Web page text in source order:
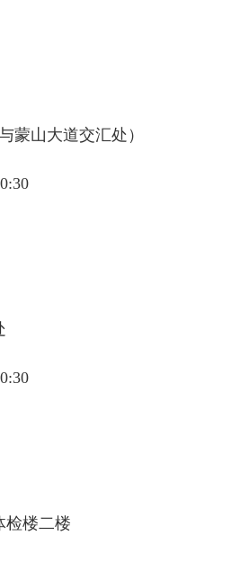
山大道交汇处）
楼二楼